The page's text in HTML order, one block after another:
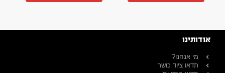
אודותינו
מי אנחנו?
תדאו ציוד כושר